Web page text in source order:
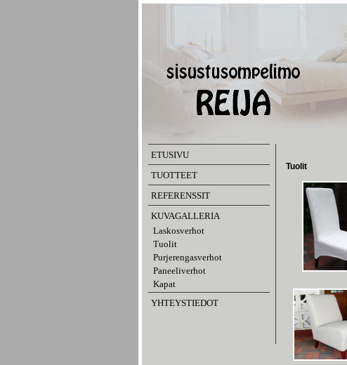
Tuolit
ETUSIVU
TUOTTEET
REFERENSSIT
KUVAGALLERIA
Laskosverhot
Tuolit
Purjerengasverhot
Paneeliverhot
Kapat
YHTEYSTIEDOT